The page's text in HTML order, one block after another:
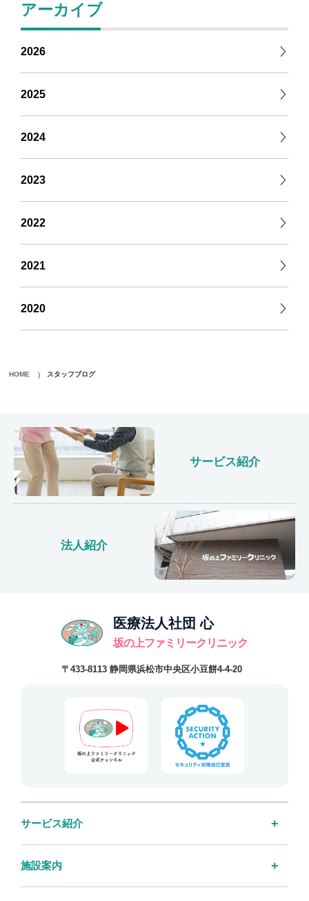
アーカイブ
2026
2025
2024
2023
2022
2021
2020
HOME スタッフブログ
サービス紹介
法人紹介
医療法人社団 心
坂の上ファミリークリニック
〒433-8113 静岡県浜松市中央区小豆餅4-4-20
サービス紹介
施設案内